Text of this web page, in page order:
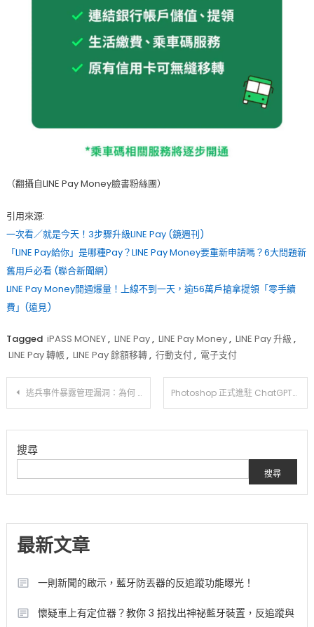
（翻攝自LINE Pay Money臉書粉絲團）
引用來源:
一次看／就是今天！3步驟升級LINE Pay (鏡週刊)
「LINE Pay給你」是哪種Pay？LINE Pay Money要重新申請嗎？6大問題新
舊用戶必看 (聯合新聞網)
LINE Pay Money開通爆量！上線不到一天，逾56萬戶搶拿提領「零手續
費」(遠見)
Tagged iPASS MONEY, LINE Pay, LINE Pay Money, LINE Pay 升級 ,
LINE Pay 轉帳, LINE Pay 餘額移轉, 行動支付, 電子支付
文
導
逃兵事件暴露管理漏洞：為何 GPS 追蹤器是車輛安全的終極防線？ Photoshop 正式進駐 ChatGPT：修圖不必會 PS，用「說的」就能完成 80% 工作
搜尋
搜尋
最新文章
一則新聞的啟示，藍牙防丟器的反追蹤功能曝光！
懷疑車上有定位器？教你 3 招找出神祕藍牙裝置，反追蹤與